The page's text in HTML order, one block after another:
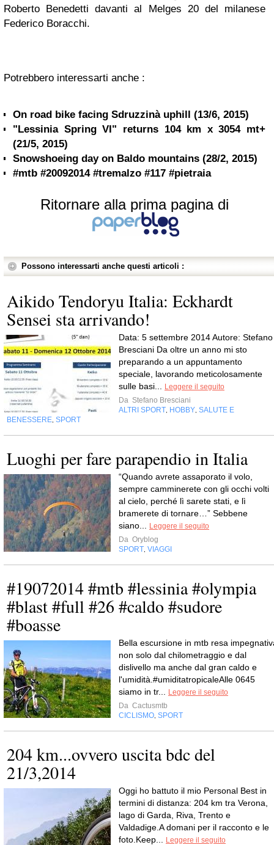
Roberto Benedetti davanti al Melges 20 del milanese
Federico Boracchi.
Potrebbero interessarti anche :
On road bike facing Sdruzzinà uphill (13/6, 2015)
"Lessinia Spring VI" returns 104 km x 3054 mt+
(21/5, 2015)
Snowshoeing day on Baldo mountains (28/2, 2015)
#mtb #20092014 #tremalzo #117 #pietraia
Ritornare alla prima pagina di
Possono interessarti anche questi articoli :
Aikido Tendoryu Italia: Eckhardt
Sensei sta arrivando!
Data: 5 settembre 2014 Autore: Stefano
Bresciani Da oltre un anno mi sto
preparando a un appuntamento
speciale, lavorando meticolosamente
sulle basi...
Leggere il seguito
Da Stefano Bresciani
ALTRI SPORT HOBBY SALUTE E
BENESSERE SPORT
Luoghi per fare parapendio in Italia
“Quando avrete assaporato il volo,
sempre camminerete con gli occhi volti
al cielo, perché lì sarete stati, e lì
bramerete di tornare…” Sebbene
siano...
Leggere il seguito
Da Oryblog
SPORT VIAGGI
#19072014 #mtb #lessinia #olympia
#blast #full #26 #caldo #sudore
#boasse
Bella escursione in mtb resa
non solo dal chilometraggio e dal
dislivello ma anche dal gran caldo e
l'umidità.#umiditatropicaleAlle 0645
siamo in tr...
Leggere il seguito
Da Cactusmtb
CICLISMO SPORT
204 km...ovvero uscita bdc del
21/3,2014
Oggi ho battuto il mio Personal Best in
termini di distanza: 204 km tra Verona,
lago di Garda, Riva, Trento e
Valdadige.A domani per il racconto e le
foto.Keep...
Leggere il seguito